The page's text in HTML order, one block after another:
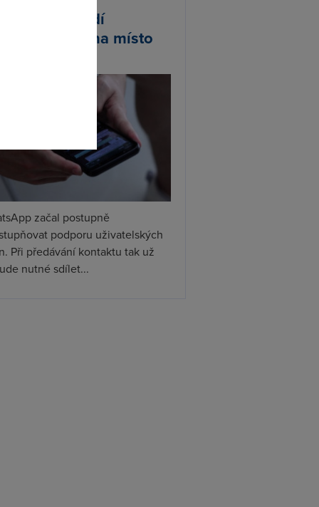
zavádí
jména místo
začal postupně
podporu uživatelských
Při předávání kontaktu tak už
nutné sdílet...